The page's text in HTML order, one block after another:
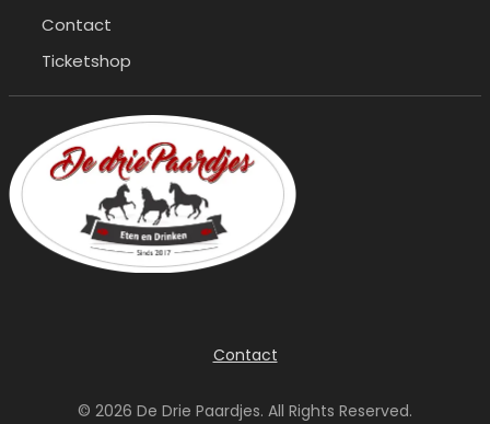
Contact
Ticketshop
Contact
© 2026 De Drie Paardjes. All Rights Reserved.